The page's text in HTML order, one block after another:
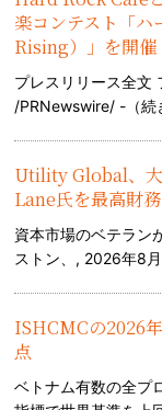
楽コンテスト「
Rising）」を開催
プレスリリース全文
/PRNewswire/ -（続
Utility Global、
Lane氏を最高財
資本市場のベテラン
ストン、, 2026年8
ISHCMCの2026
点
ベトナム有数の全プ